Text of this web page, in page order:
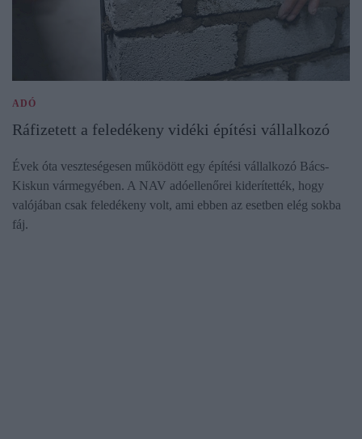
ADÓ
Ráfizetett a feledékeny vidéki építési vállalkozó
Évek óta veszteségesen működött egy építési vállalkozó Bács-
Kiskun vármegyében. A NAV adóellenőrei kiderítették, hogy
valójában csak feledékeny volt, ami ebben az esetben elég sokba
fáj.